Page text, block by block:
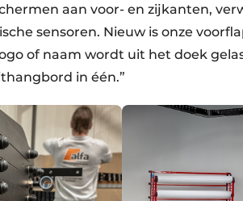
aan voor- en zijkanten,
sensoren. Nieuw is onze
of naam wordt uit het doek
in één.”